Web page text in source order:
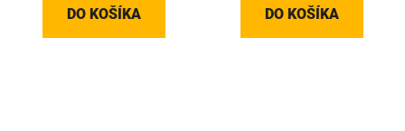
DO KOŠÍKA DO KOŠÍKA